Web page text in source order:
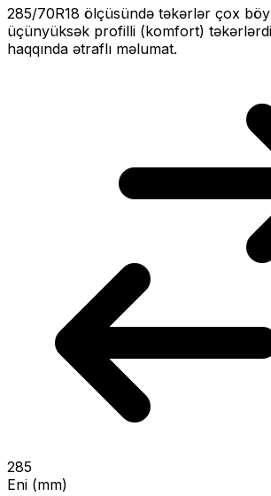
285/70R18 ölçüsündə təkərlər çox
üçünyüksək profilli (komfort)
haqqında ətraflı məlumat.
285
Eni (mm)